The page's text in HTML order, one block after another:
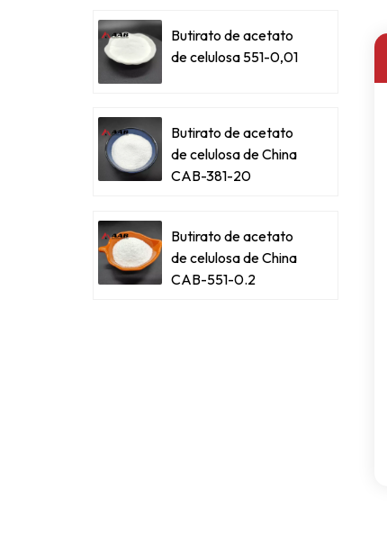
Butirato de acetato
de celulosa 551-0,01
Butirato de acetato
de celulosa de China
CAB-381-20
Butirato de acetato
de celulosa de China
CAB-551-0.2